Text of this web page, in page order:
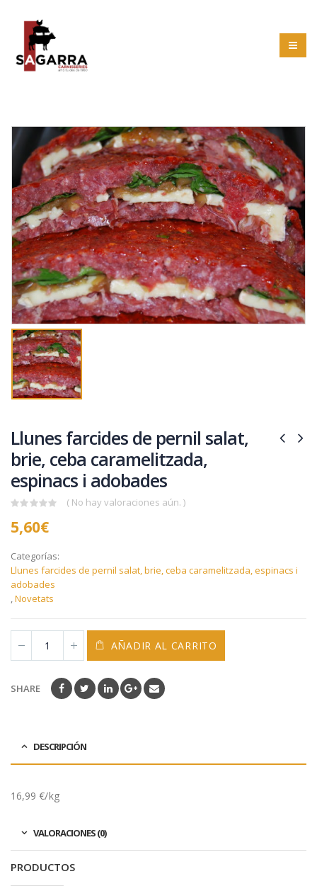
Llunes farcides de pernil salat,
brie, ceba caramelitzada,
espinacs i adobades
out
of
( No hay valoraciones aún. )
5,60€
Categorías:
Llunes farcides de pernil salat, brie, ceba caramelitzada, espinacs i
adobades
,Novetats
AÑADIR AL CARRITO
SHARE
DESCRIPCIÓN
16,99 €/kg
VALORACIONES (0)
PRODUCTOS